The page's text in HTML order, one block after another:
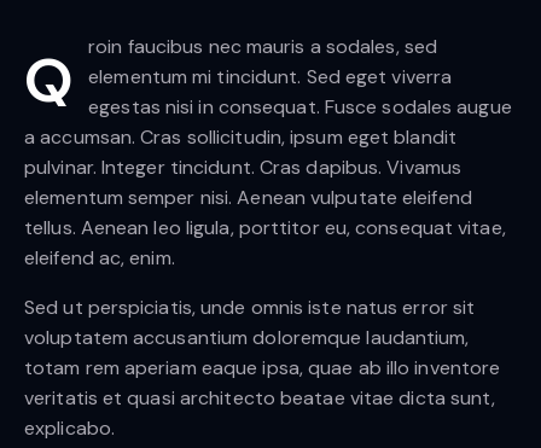
Q
roin faucibus nec mauris a sodales, sed
elementum mi tincidunt. Sed eget viverra
egestas nisi in consequat. Fusce sodales augue
a accumsan. Cras sollicitudin, ipsum eget blandit
pulvinar. Integer tincidunt. Cras dapibus. Vivamus
elementum semper nisi. Aenean vulputate eleifend
tellus. Aenean leo ligula, porttitor eu, consequat vitae,
eleifend ac, enim.
Sed ut perspiciatis, unde omnis iste natus error sit
voluptatem accusantium doloremque laudantium,
totam rem aperiam eaque ipsa, quae ab illo inventore
veritatis et quasi architecto beatae vitae dicta sunt,
explicabo.